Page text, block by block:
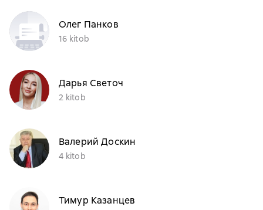
Олег Панков
16 kitob
Дарья Светоч
2 kitob
Валерий Доскин
4 kitob
Тимур Казанцев